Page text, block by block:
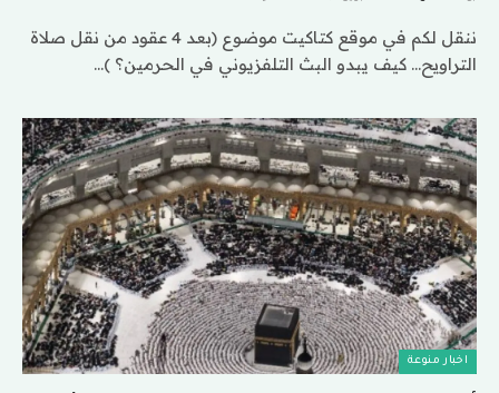
ننقل لكم في موقع كتاكيت موضوع (بعد 4 عقود من نقل صلاة
التراويح… كيف يبدو البث التلفزيوني في الحرمين؟ )…
اخبار منوعة